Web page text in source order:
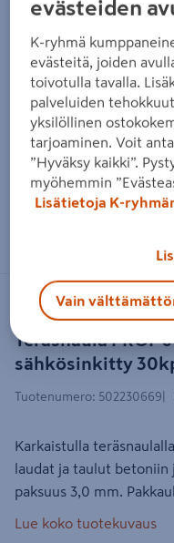
Teräsnaula PROF
sähkösinkitty
PROF
Tuotenumero: 502230669
Karkaistulla
laudat ja taulut
paksuus 3,0 mm.
Lue koko tuotekuvaus
evästeiden
K-ryhmä
evästeitä, joiden
toivotulla tavalla.
palveluiden
yksilöllinen
tarjoaminen. Voit
”Hyväksy kaikki”.
myöhemmin
Lisätietoja K-
Vain